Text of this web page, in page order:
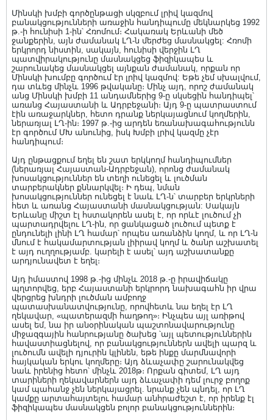
Մինսկի խմբի գործընթացի սկզբում լրիվ կազմով
բանակցությունների առաջին հանդիպումը մեկնարկեց 1992
թ.-ի հունիսի 1-ին՝ Հռոմում։ Հակառակ Երևանի մեծ
ջանքերին, այն ժամանակ ԼՂ-ն մերժեց մասնակցել: Հռոմի
երկրորդ նիստին, սակայն, հունիսի վերջին ԼՂ
պատվիրակությունը մասնակցեց ֆիզիկապես և
շարունակեց մասնակցել այնքան ժամանակ, որքան որ
Մինսկի խումբը գործում էր լրիվ կազմով: Եթե չեմ սխալվում,
դա տևեց մինչև 1996 թվականը։ Մինչ այդ, որոշ ժամանակ
անց Մինսկի խմբի 11 անդամներից 9-ը սկսեցին հանդիպել՝
առանց Հայաստանի և Ադրբեջանի։ Այդ 9-ը պատրաստում
էին առաջարկներ, հետո դրանք ներկայացնում կողմերին,
ներառյալ ԼՂ-ին։ 1997 թ.-ից արդեն եռանախագահությունն
էր գործում ՄԽ անունից, իսկ Խմբի լրիվ կազմը չէր
հանդիպում։
Այդ ընթացքում եղել են շատ երկկողմ հանդիպումներ
(ներառյալ Հայաստան-Ադրբեջան), որոնց ժամանակ
խոսակցություններ են տեղի ունեցել և լուծման
տարբերակներ քննարկվել։ Ի դեպ, նման
խոսակցություններ ունեցել է նաև ԼՂ-ն՝ տարբեր երկրների
հետ և առանց Հայաստանի մասնակցության: Սակայն
Երևանը միշտ էլ հստակորեն ասել է, որ որևէ լուծում չի
պարտադրվելու ԼՂ-ին, որ ցանկացած լուծում պետք է
ընդունելի լինի ԼՂ համար՝ որպես առանձին կողմ, և որ ԼՂ-ն
մնում է հակամարտության լիիրավ կողմ և ծանր աշխատել
է այդ ուղղությամբ. կարելի է ասել՝ այդ աշխատանքը
արդյունավետ է եղել։
Այդ իմաստով 1998 թ.-ից մինչև 2018 թ.-ը իրավիճակը
պղտորվեց, երբ Հայաստանի երկրորդ նախագահն իր վրա
վերցրեց խնդրի լուծման ամբողջ
պատասխանատվությունը, որովհետև նա եղել էր ԼՂ
ղեկավար, «պատերազմի հաղթող»։ Ինչպես այլ առիթով
ասել եմ, նա իր անօրինական պաշտոնավարությունը
միջազգային հանրությանը ծախեց ՝այլ պետություններին
հավաստիացնելով, որ բանակցություններն ավելի պարզ և
լուծումն ավելի դյուրին կլինեն, եթե ինքը մարմնավորի
հայկական երկու կողմերը։ Այդ ձևաչափը շարունակվեց
նաև իրենից հետո՝ մինչև 2018թ։ Որքան գիտեմ, ԼՂ այդ
տարիների ղեկավարներն այդ ձևաչափի դեմ լուրջ բողոք
կամ պահանջ չեն ներկայացրել. նրանք չեն պնդել, որ ԼՂ
կամքը արտահայտելու համար անհրաժեշտ է, որ իրենք էլ
ֆիզիկապես մասնակցեն բոլոր բանակցություններին։